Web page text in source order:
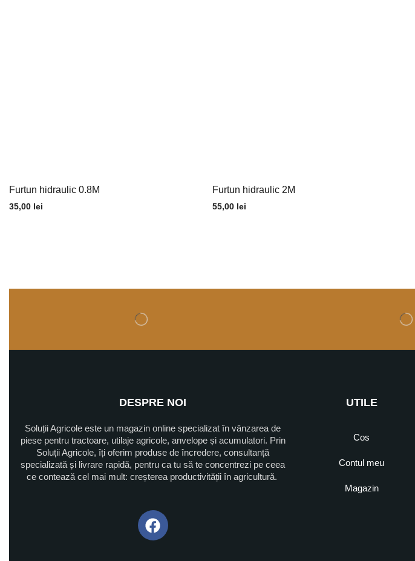
Furtun hidraulic 0.8M
35,00 lei
Furtun hidraulic 2M
55,00 lei
DESPRE NOI
Soluții Agricole este un magazin online specializat în vânzarea de
piese pentru tractoare, utilaje agricole, anvelope și acumulatori. Prin
Soluții Agricole, îți oferim produse de încredere, consultanță
specializată și livrare rapidă, pentru ca tu să te concentrezi pe ceea
ce contează cel mai mult: creșterea productivității în agricultură.
UTILE
Cos
Contul meu
Magazin